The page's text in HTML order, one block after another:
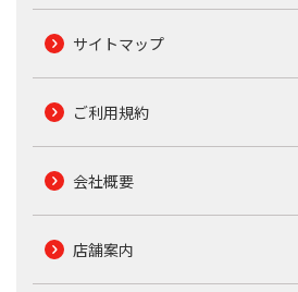
サイトマップ
ご利用規約
会社概要
店舗案内